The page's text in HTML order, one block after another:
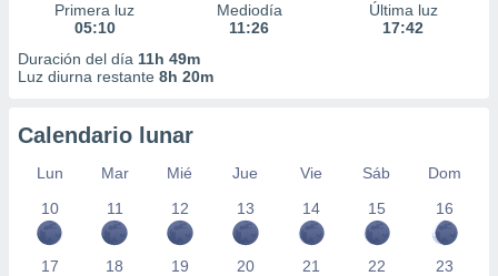
Primera luz
05:10
Mediodía
11:26
Última luz
17:42
Duración del día 11h 49m
Luz diurna restante 8h 20m
Calendario lunar
Lun Mar Mié Jue Vie Sáb
Dom
10
11 12 13 14 15 16
17 18 19 20 21 22 23